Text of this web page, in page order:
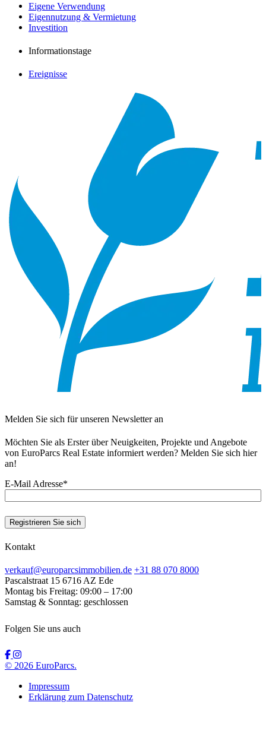
Eigene Verwendung
Eigennutzung & Vermietung
Investition
Informationstage
Ereignisse
Melden Sie sich für unseren Newsletter an
Möchten Sie als Erster über Neuigkeiten, Projekte und Angebote
von EuroParcs Real Estate informiert werden? Melden Sie sich hier
an!
E-Mail Adresse*
Kontakt
verkauf@europarcsimmobilien.de +31 88 070 8000
Pascalstraat 15 6716 AZ Ede
Montag bis Freitag: 09:00 – 17:00
Samstag & Sonntag: geschlossen
Folgen Sie uns auch
© 2026 EuroParcs.
Impressum
Erklärung zum Datenschutz